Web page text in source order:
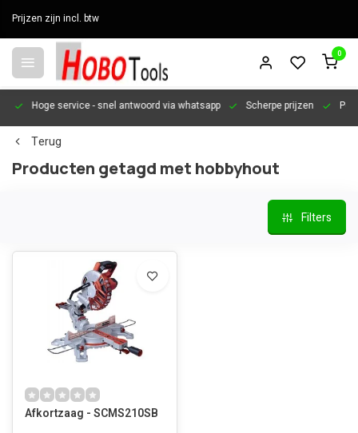
Prijzen zijn incl. btw
0
Hoge service- snel antwoord via whatsapp Scherpe prijzen
Terug
Producten getagd met hobbyhout
Filters
Afkortzaag - SCMS210SB